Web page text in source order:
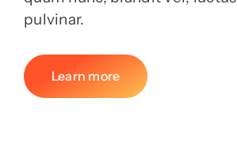
pulvinar.
Learn more